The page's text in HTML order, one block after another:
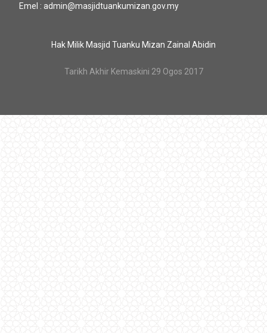
Emel : admin@masjidtuankumizan.gov.my
Hak Milik Masjid Tuanku Mizan Zainal Abidin
Tarikh Akhir Kemaskini 29 Ogos 2017